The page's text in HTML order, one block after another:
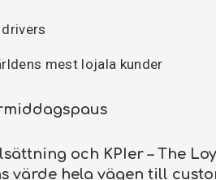
mest lojala kunder
och KPIer – The
värde hela vägen till